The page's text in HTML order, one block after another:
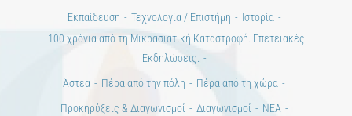
Εκπαίδευση
Τεχνολογία / Επιστήμη
Ιστορία
100 χρόνια από τη Μικρασιατική Καταστροφή. Επετειακές
Εκδηλώσεις.
Άστεα
Πέρα από την πόλη
Πέρα από τη χώρα
Προκηρύξεις & Διαγωνισμοί
Διαγωνισμοί
ΝΕΑ